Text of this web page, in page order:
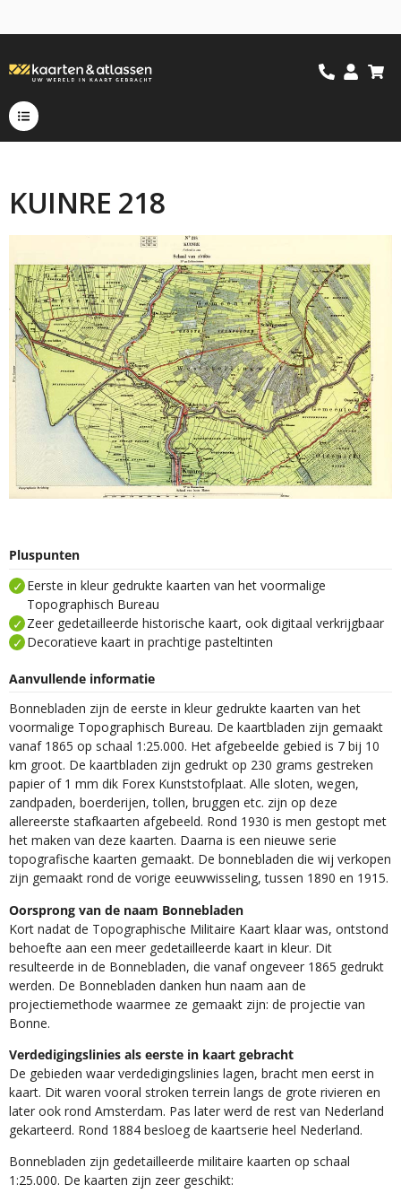
KUINRE 218
Pluspunten
Eerste in kleur gedrukte kaarten van het voormalige
Topographisch Bureau
Zeer gedetailleerde historische kaart, ook digitaal verkrijgbaar
Decoratieve kaart in prachtige pasteltinten
Aanvullende informatie
Bonnebladen zijn de eerste in kleur gedrukte kaarten van het
voormalige Topographisch Bureau. De kaartbladen zijn gemaakt
vanaf 1865 op schaal 1:25.000. Het afgebeelde gebied is 7 bij 10
km groot. De kaartbladen zijn gedrukt op 230 grams gestreken
papier of 1 mm dik Forex Kunststofplaat. Alle sloten, wegen,
zandpaden, boerderijen, tollen, bruggen etc. zijn op deze
allereerste stafkaarten afgebeeld. Rond 1930 is men gestopt met
het maken van deze kaarten. Daarna is een nieuwe serie
topografische kaarten gemaakt. De bonnebladen die wij verkopen
zijn gemaakt rond de vorige eeuwwisseling, tussen 1890 en 1915.
Oorsprong van de naam Bonnebladen
Kort nadat de Topographische Militaire Kaart klaar was, ontstond
behoefte aan een meer gedetailleerde kaart in kleur. Dit
resulteerde in de Bonnebladen, die vanaf ongeveer 1865 gedrukt
werden. De Bonnebladen danken hun naam aan de
projectiemethode waarmee ze gemaakt zijn: de projectie van
Bonne.
Verdedigingslinies als eerste in kaart gebracht
De gebieden waar verdedigingslinies lagen, bracht men eerst in
kaart. Dit waren vooral stroken terrein langs de grote rivieren en
later ook rond Amsterdam. Pas later werd de rest van Nederland
gekarteerd. Rond 1884 besloeg de kaartserie heel Nederland.
Bonnebladen zijn gedetailleerde militaire kaarten op schaal
1:25.000. De kaarten zijn zeer geschikt:​